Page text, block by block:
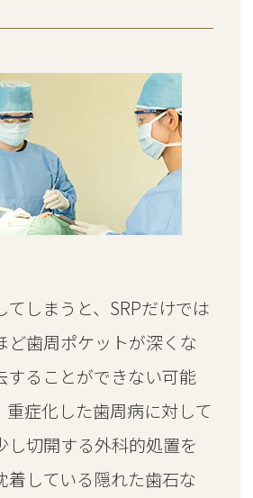
てしまうと、SRPだけでは
ど歯周ポケットが深くな
することができない可能
重症化した歯周病に対して
し切開する外科的処置を
着している隠れた歯石な